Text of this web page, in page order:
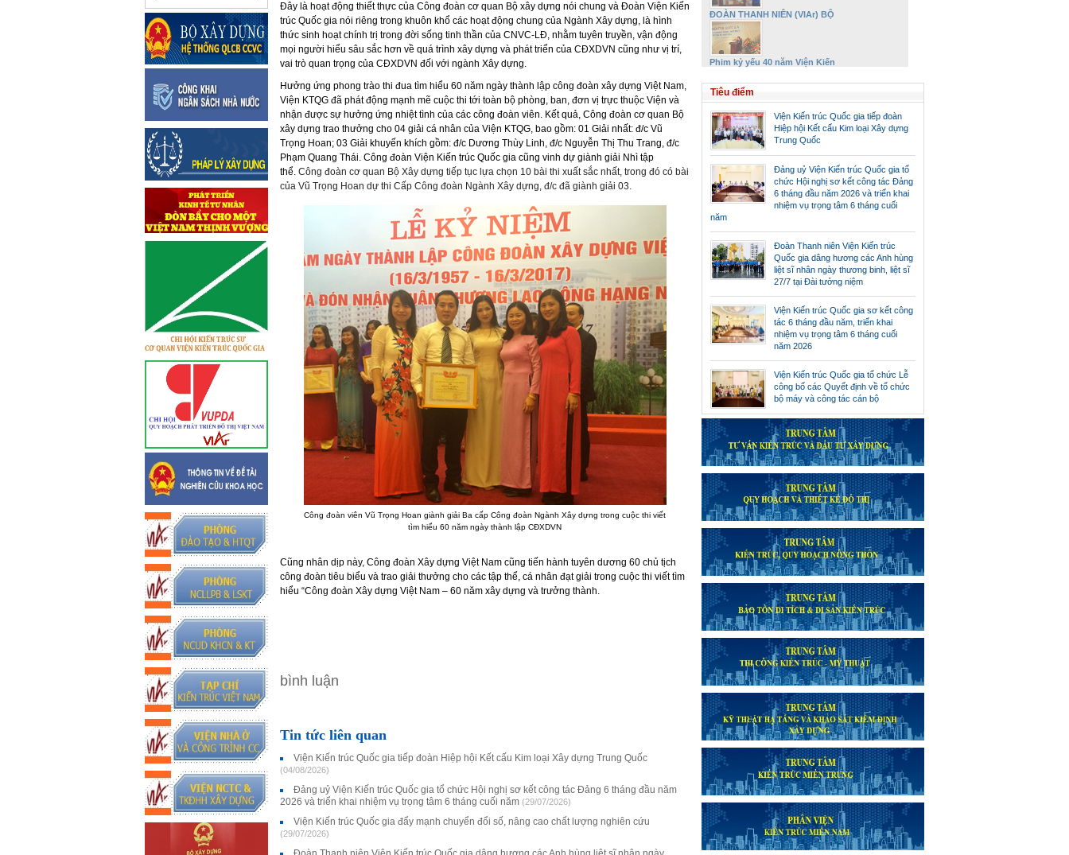
Đây là hoạt động thiết thực của Công đoàn cơ quan Bộ xây dựng nói chung và Đoàn Viện Kiến
trúc Quốc gia nói riêng trong khuôn khổ các hoạt động chung của Ngành Xây dựng, là hình
thức sinh hoạt chính trị trong đời sống tinh thần của CNVC-LĐ, nhằm tuyên truyền, vận động
mọi người hiểu sâu sắc hơn về quá trình xây dựng và phát triển của CĐXDVN cũng như vị trí,
vai trò quan trọng của CĐXDVN đối với ngành Xây dựng.
Hưởng ứng phong trào thi đua tìm hiểu 60 năm ngày thành lập công đoàn xây dựng Việt Nam,
Viện KTQG đã phát động mạnh mẽ cuộc thi tới toàn bộ phòng, ban, đơn vị trực thuộc Viện và
nhận được sự hưởng ứng nhiệt tình của các công đoàn viên. Kết quả, Công đoàn cơ quan Bộ
xây dựng trao thưởng cho 04 giải cá nhân của Viện KTQG, bao gồm: 01 Giải nhất: đ/c Vũ
Trọng Hoan; 03 Giải khuyến khích gồm: đ/c Dương Thùy Linh, đ/c Nguyễn Thị Thu Trang, đ/c
Phạm Quang Thái. Công đoàn Viện Kiến trúc Quốc gia cũng vinh dự giành giải Nhì tập
thể. Công đoàn cơ quan Bộ Xây dựng tiếp tục lựa chọn 10 bài thi xuất sắc nhất, trong đó có bài
của Vũ Trọng Hoan dự thi Cấp Công đoàn Ngành Xây dựng, đ/c đã giành giải 03.
Công đoàn viên Vũ Trọng Hoan giành giải Ba cấp Công đoàn Ngành Xây dựng trong cuộc thi viết
tìm hiểu 60 năm ngày thành lập CĐXDVN
Cũng nhân dịp này, Công đoàn Xây dựng Việt Nam cũng tiến hành tuyên dương 60 chủ tịch
công đoàn tiêu biểu và trao giải thưởng cho các tập thể, cá nhân đạt giải trong cuộc thi viết tìm
hiểu “Công đoàn Xây dựng Việt Nam – 60 năm xây dựng và trưởng thành.
bình luận
Tin tức liên quan
Viện Kiến trúc Quốc gia tiếp đoàn Hiệp hội Kết cấu Kim loại Xây dựng Trung Quốc
(04/08/2026)
Đảng uỷ Viện Kiến trúc Quốc gia tổ chức Hội nghị sơ kết công tác Đảng 6 tháng đầu năm
2026 và triển khai nhiệm vụ trọng tâm 6 tháng cuối năm (29/07/2026)
Viện Kiến trúc Quốc gia đẩy mạnh chuyển đổi số, nâng cao chất lượng nghiên cứu
(29/07/2026)
ĐOÀN THANH NIÊN (VIAr) BỘ
XÂY DỰNG DÂNG HƯƠNG VÀ TRI
ÂN ĐẠI TƯỚNG VÕ NGUYÊN
GIÁP NHÂN DỊP 27/7
Phim kỷ yếu 40 năm Viện Kiến
Tiêu điểm
Viện Kiến trúc Quốc gia tiếp đoàn
Hiệp hội Kết cấu Kim loại Xây dựng
Trung Quốc
Đảng uỷ Viện Kiến trúc Quốc gia tổ
chức Hội nghị sơ kết công tác Đảng
6 tháng đầu năm 2026 và triển khai
nhiệm vụ trọng tâm 6 tháng cuối
năm
Đoàn Thanh niên Viện Kiến trúc
Quốc gia dâng hương các Anh hùng
liệt sĩ nhân ngày thương binh, liệt sĩ
27/7 tại Đài tưởng niệm
Viện Kiến trúc Quốc gia sơ kết công
tác 6 tháng đầu năm, triển khai
nhiệm vụ trọng tâm 6 tháng cuối
năm 2026
Viện Kiến trúc Quốc gia tổ chức Lễ
công bố các Quyết định về tổ chức
bộ máy và công tác cán bộ